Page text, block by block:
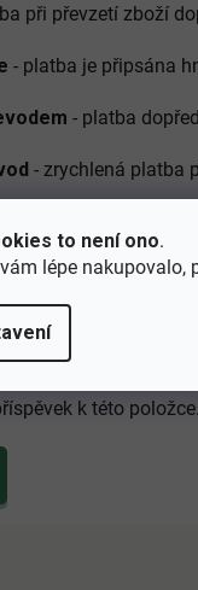
to není ono.
lépe nakupovalo,
při převzetí zboží
- platba je připsána
- platba
- zrychlená platba
k této položce.